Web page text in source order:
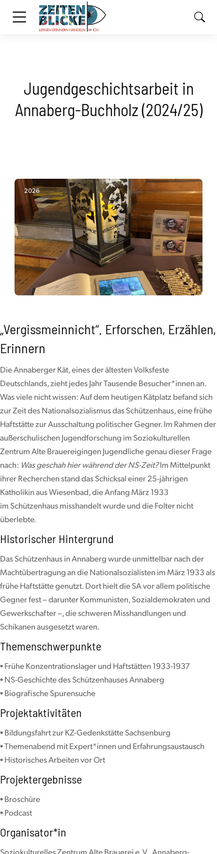
Jugendgeschichtsarbeit in
Annaberg-Buchholz (2024/25)
2026
„Vergissmeinnicht“. Erforschen, Erzählen,
Erinnern
Die Annaberger Kät, eines der ältesten Volksfeste
Deutschlands, zieht jedes Jahr Tausende Besucher*innen an.
Was viele nicht wissen: Auf dem heutigen Kätplatz befand sich
zur Zeit des Nationalsozialismus das Schützenhaus, eine frühe
Haftstätte zur Ausschaltung politischer Gegner. Im Rahmen der
außerschulischen Jugendforschung im Soziokulturellen
Zentrum Alte Brauereigingen Jugendliche genau dieser Frage
nach: Was geschah hier während der NS-Zeit?Im Mittelpunkt
ihrer Recherchen stand das Schicksal einer 25-jährigen
Katholikin aus Wiesenbad, die Anfang März 1933
im Schützenhaus misshandelt wurde und die Folter nicht
überlebte.
Historischer Hintergrund
Das Schützenhaus in Annaberg wurde unmittelbar nach der
Machtübertragung an die Nationalsozialisten im März 1933 als
frühe Haftstätte genutzt. Dort hielt die SA vor allem politische
Gegner fest – darunter Kommunisten, Sozialdemokraten und
Gewerkschafter –, die schweren Misshandlungen und
Schikanen ausgesetzt waren.
Themenschwerpunkte
• Frühe Konzentrationslager und Haftstätten 1933-1937
• NS-Geschichte des Schützenhauses Annaberg
• Biografische Spurensuche
Projektaktivitäten
• Bildungsfahrt zur KZ-Gedenkstätte Sachsenburg
• Themenabend mit Expert*innen und Erfahrungsaustausch
• Historisches Arbeiten vor Ort
Projekt­ergebnisse
• Broschüre
• Podcast
Organisator*in
Soziokulturelles Zentrum Alte Brauerei e. V., Annaberg-